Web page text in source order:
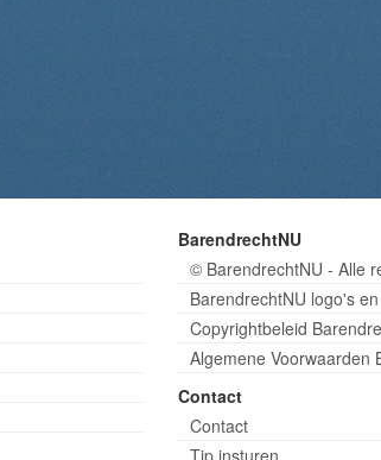
BarendrechtNU
© BarendrechtNU - Alle
BarendrechtNU logo's
Copyrightbeleid
Algemene Voorwaarden
Contact
Contact
Tip insturen